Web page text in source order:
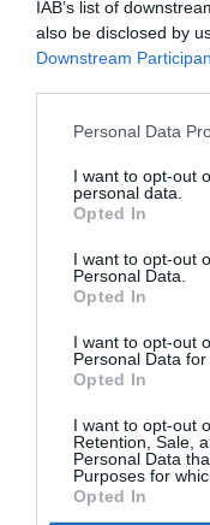
IAB’s list of
also be disclosed by
Downstream
Personal Data
I want to opt-out
personal data.
Opted In
I want to opt-out
Personal Data.
Opted In
I want to opt-out
Personal Data for
Opted In
I want to opt-out
Retention, Sale,
Personal Data
Purposes for
Opted In
Singurul semnal de
se înregistrează în
la 10,1% la 8,6%,
de asemenea, că
prezintă un „risc de
superioare pragului
ecesiune
a atins, în mai, un
Articolul anterior
În UE, dar nu
Jumătate